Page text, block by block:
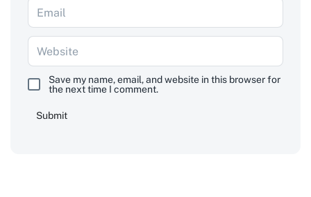
Save my name, email, and website in this browser for
the next time I comment.